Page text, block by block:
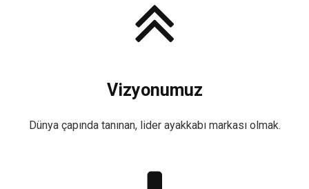
Vizyonumuz
Dünya çapında tanınan, lider ayakkabı markası olmak.